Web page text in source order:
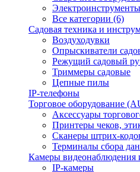
Электроинструменты
Все категории (6)
Садовая техника и
Воздуходувки
Опрыскиватели
Режущий садовый
Триммеры садовые
Цепные пилы
IP-телефоны
Торговое оборудование
Аксессуары
Принтеры чеков,
Сканеры штрих-
Терминалы сбора
Камеры видеонаблюдения
IP-камеры